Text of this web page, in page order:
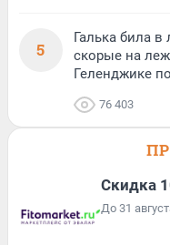
5
Галька била
скорые на
Геленджике
76 403
Скидка
До 31